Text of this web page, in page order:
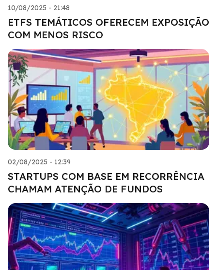
10/08/2025 - 21:48
ETFS TEMÁTICOS OFERECEM EXPOSIÇÃO
COM MENOS RISCO
02/08/2025 - 12:39
STARTUPS COM BASE EM RECORRÊNCIA
CHAMAM ATENÇÃO DE FUNDOS